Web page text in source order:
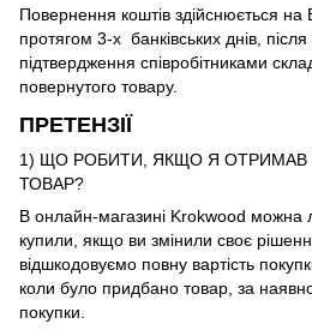
Повернення коштів здійснюється
протягом 3-х банківських днів,
підтвердження співробітниками
повернутого товару.
ПРЕТЕНЗІЇ
1) ЩО РОБИТИ, ЯКЩО Я ОТРИМАВ
ТОВАР?
В онлайн-магазині Krokwood можна
купили, якщо ви змінили своє
відшкодовуємо повну вартість
коли було придбано товар, за
покупки.